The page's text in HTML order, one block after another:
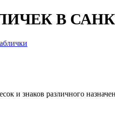
В
и знаков различного